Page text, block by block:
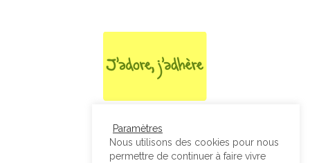
Paramètres
Nous utilisons des cookies pour nous
permettre de continuer à faire vivre